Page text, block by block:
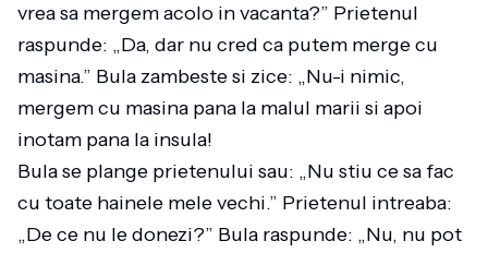
vrea sa mergem acolo in vacanta?” Prietenul
raspunde: „Da, dar nu cred ca putem merge cu
masina.” Bula zambeste si zice: „Nu-i nimic,
mergem cu masina pana la malul marii si apoi
inotam pana la insula!
Bula se plange prietenului sau: „Nu stiu ce sa fac
cu toate hainele mele vechi.” Prietenul intreaba:
„De ce nu le donezi?” Bula raspunde: „Nu, nu pot